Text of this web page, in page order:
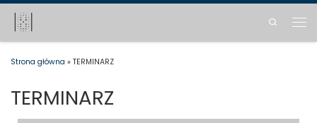
Skip to content
Search
Strona główna » TERMINARZ
TERMINARZ